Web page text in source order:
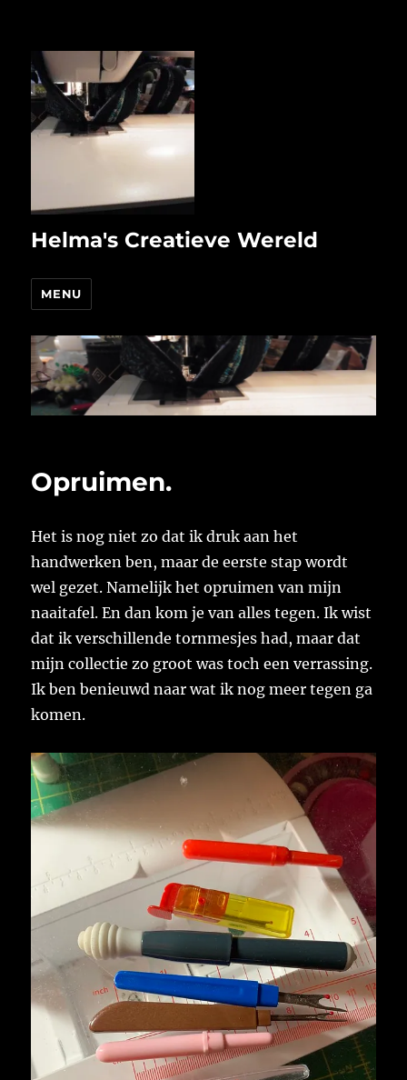
Helma's Creatieve Wereld
MENU
Opruimen.
Het is nog niet zo dat ik druk aan het
handwerken ben, maar de eerste stap wordt
wel gezet. Namelijk het opruimen van mijn
naaitafel. En dan kom je van alles tegen. Ik wist
dat ik verschillende tornmesjes had, maar dat
mijn collectie zo groot was toch een verrassing.
Ik ben benieuwd naar wat ik nog meer tegen ga
komen.